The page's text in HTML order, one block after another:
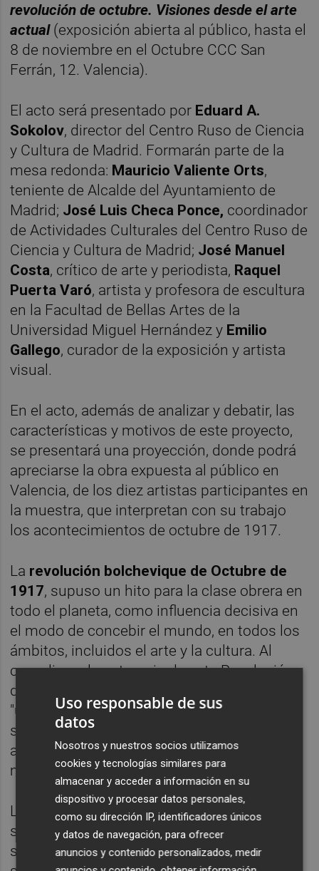
revolución de octubre. Visiones desde el arte
actual (exposición abierta al público, hasta el
8 de noviembre en el Octubre CCC San
Ferrán, 12. Valencia).
El acto será presentado por Eduard A.
Sokolov, director del Centro Ruso de Ciencia
y Cultura de Madrid. Formarán parte de la
mesa redonda: Mauricio Valiente Orts,
teniente de Alcalde del Ayuntamiento de
Madrid; José Luis Checa Ponce, coordinador
de Actividades Culturales del Centro Ruso de
Ciencia y Cultura de Madrid; José Manuel
Costa, crítico de arte y periodista, Raquel
Puerta Varó, artista y profesora de escultura
en la Facultad de Bellas Artes de la
Universidad Miguel Hernández y Emilio
Gallego, curador de la exposición y artista
visual.
En el acto, además de analizar y debatir, las
características y motivos de este proyecto,
se presentará una proyección, donde podrá
apreciarse la obra expuesta al público en
Valencia, de los diez artistas participantes en
la muestra, que interpretan con su trabajo
los acontecimientos de octubre de 1917.
La revolución bolchevique de Octubre de
1917, supuso un hito para la clase obrera en
todo el planeta, como influencia decisiva en
el modo de concebir el mundo, en todos los
ámbitos, incluidos el arte y la cultura. Al
cumplirse el centenario de esta Revolución,
desde la organización han querido ofrecer
"una visión contemporánea de los hechos y
sus consecuencias históricas, que a tantos
artistas inspiraron, generando multitud de
movimientos y obras de arte".
Los autores que componen la muestra, han
sido seleccionados por "el interés y la
sensibilidad" hacia realidades políticas y
Uso responsable de sus
datos
Nosotros y nuestros socios utilizamos
cookies y tecnologías similares para
almacenar y acceder a información en su
dispositivo y procesar datos personales,
como su dirección IP, identificadores únicos
y datos de navegación, para ofrecer
anuncios y contenido personalizados, medir